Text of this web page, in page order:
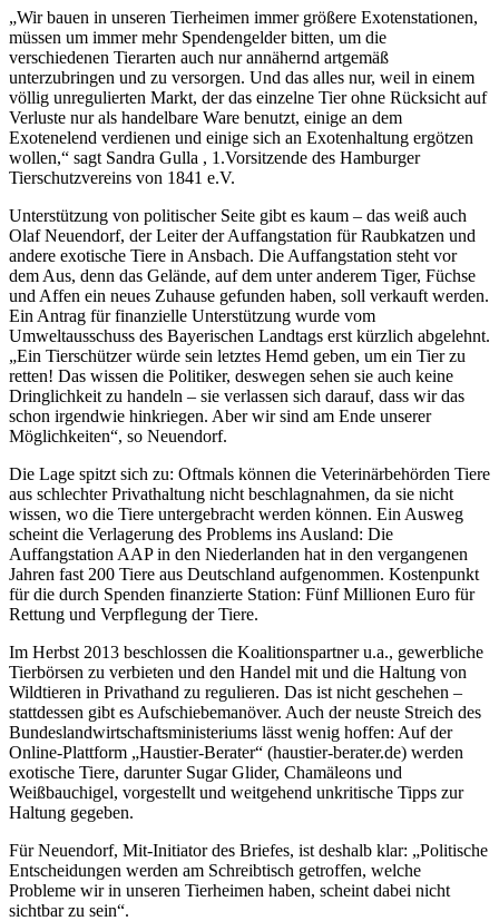
„Wir bauen in unseren Tierheimen immer größere Exotenstationen,
müssen um immer mehr Spendengelder bitten, um die
verschiedenen Tierarten auch nur annähernd artgemäß
unterzubringen und zu versorgen. Und das alles nur, weil in einem
völlig unregulierten Markt, der das einzelne Tier ohne Rücksicht auf
Verluste nur als handelbare Ware benutzt, einige an dem
Exotenelend verdienen und einige sich an Exotenhaltung ergötzen
wollen,“ sagt Sandra Gulla , 1.Vorsitzende des Hamburger
Tierschutzvereins von 1841 e.V.
Unterstützung von politischer Seite gibt es kaum – das weiß auch
Olaf Neuendorf, der Leiter der Auffangstation für Raubkatzen und
andere exotische Tiere in Ansbach. Die Auffangstation steht vor
dem Aus, denn das Gelände, auf dem unter anderem Tiger, Füchse
und Affen ein neues Zuhause gefunden haben, soll verkauft werden.
Ein Antrag für finanzielle Unterstützung wurde vom
Umweltausschuss des Bayerischen Landtags erst kürzlich abgelehnt.
„Ein Tierschützer würde sein letztes Hemd geben, um ein Tier zu
retten! Das wissen die Politiker, deswegen sehen sie auch keine
Dringlichkeit zu handeln – sie verlassen sich darauf, dass wir das
schon irgendwie hinkriegen. Aber wir sind am Ende unserer
Möglichkeiten“, so Neuendorf.
Die Lage spitzt sich zu: Oftmals können die Veterinärbehörden Tiere
aus schlechter Privathaltung nicht beschlagnahmen, da sie nicht
wissen, wo die Tiere untergebracht werden können. Ein Ausweg
scheint die Verlagerung des Problems ins Ausland: Die
Auffangstation AAP in den Niederlanden hat in den vergangenen
Jahren fast 200 Tiere aus Deutschland aufgenommen. Kostenpunkt
für die durch Spenden finanzierte Station: Fünf Millionen Euro für
Rettung und Verpflegung der Tiere.
Im Herbst 2013 beschlossen die Koalitionspartner u.a., gewerbliche
Tierbörsen zu verbieten und den Handel mit und die Haltung von
Wildtieren in Privathand zu regulieren. Das ist nicht geschehen –
stattdessen gibt es Aufschiebemanöver. Auch der neuste Streich des
Bundeslandwirtschaftsministeriums lässt wenig hoffen: Auf der
Online-Plattform „Haustier-Berater“ (haustier-berater.de) werden
exotische Tiere, darunter Sugar Glider, Chamäleons und
Weißbauchigel, vorgestellt und weitgehend unkritische Tipps zur
Haltung gegeben.
Für Neuendorf, Mit-Initiator des Briefes, ist deshalb klar: „Politische
Entscheidungen werden am Schreibtisch getroffen, welche
Probleme wir in unseren Tierheimen haben, scheint dabei nicht
sichtbar zu sein“.